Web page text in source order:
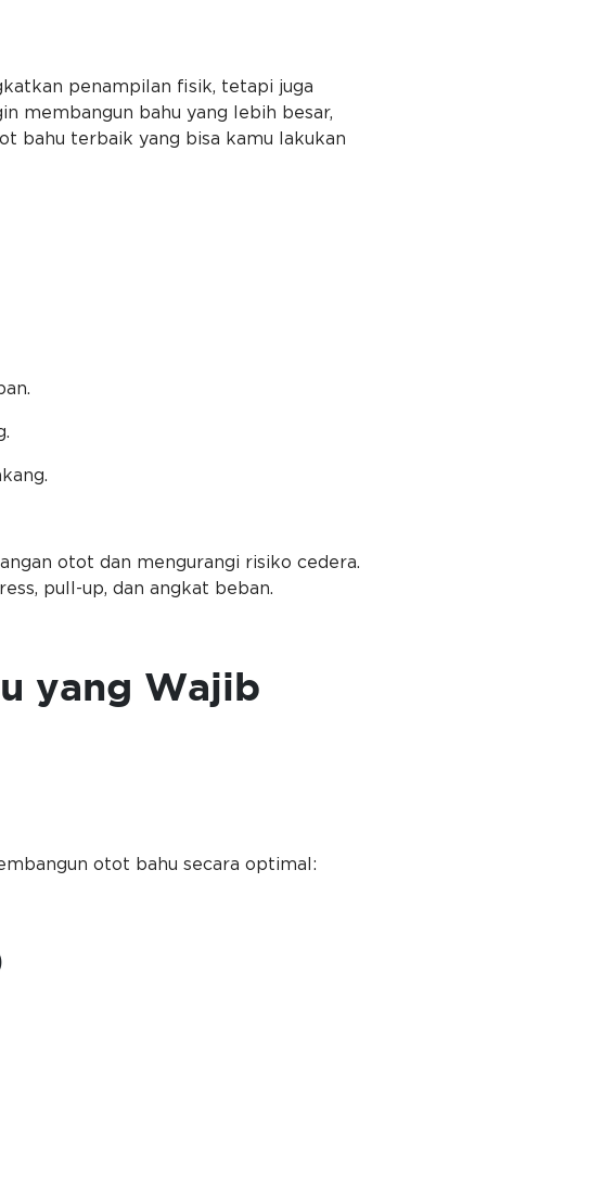
penampilan fisik, tetapi juga
membangun bahu yang lebih besar,
bahu terbaik yang bisa kamu lakukan
otot dan mengurangi risiko cedera.
pull-up, dan angkat beban.
yang Wajib
otot bahu secara optimal: